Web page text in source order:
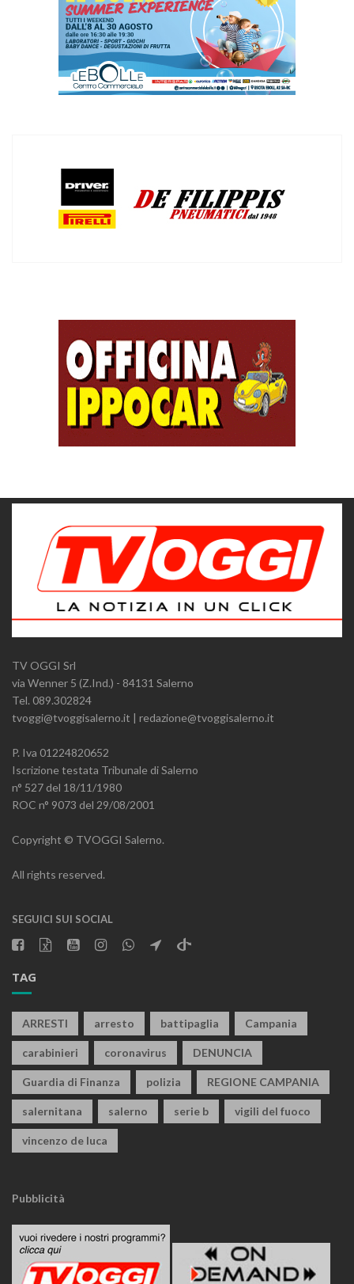
TV OGGI Srl
via Wenner 5 (Z.Ind.) - 84131 Salerno
Tel. 089.302824
tvoggi@tvoggisalerno.it | redazione@tvoggisalerno.it
P. Iva 01224820652
Iscrizione testata Tribunale di Salerno
n° 527 del 18/11/1980
ROC n° 9073 del 29/08/2001
Copyright © TVOGGI Salerno.
All rights reserved.
SEGUICI SUI SOCIAL
TAG
ARRESTI arresto battipaglia Campania
carabinieri coronavirus DENUNCIA
Guardia di Finanza polizia REGIONE CAMPANIA
salernitana salerno serie b vigili del fuoco
vincenzo de luca
Pubblicità